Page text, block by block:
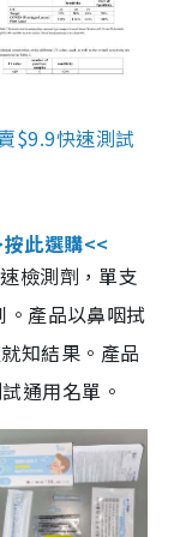
$9.9快速測試
此選購<<
檢測劑，單支
產品以鼻咽拭
知結果。產品
通用名單。